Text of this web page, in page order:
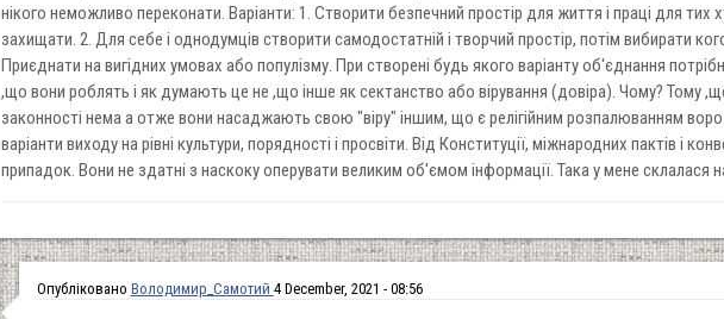
нікого неможливо переконати. Варіанти: 1. Створити безпечний простір для життя і праці для
захищати. 2. Для себе і однодумців створити самодостатній і творчий простір, потім вибирати
Приєднати на вигідних умовах або популізму. При створені будь якого варіанту об'єднання
,що вони роблять і як думають це не ,що інше як сектанство або вірування (довіра). Чому? Тому ,що
законності нема а отже вони насаджають свою "віру" іншим, що є релігійним розпалюванням
варіанти виходу на рівні культури, порядності і просвіти. Від Конституції, міжнародних пактів і
припадок. Вони не здатні з наскоку оперувати великим об'ємом інформації. Така у мене склалася
Опубліковано Володимир_Самотий 4 December, 2021 - 08:56